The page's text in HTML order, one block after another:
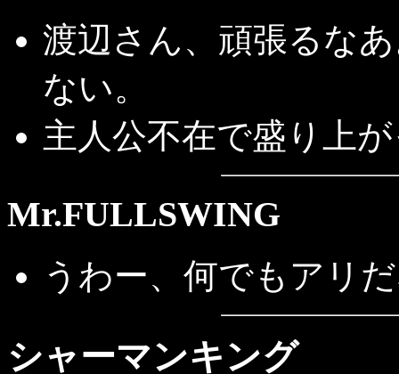
渡辺さん、頑張るな
ない。
主人公不在で盛り上
Mr.FULLSWING
うわー、何でもアリ
シャーマンキング